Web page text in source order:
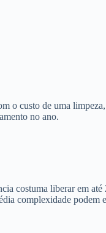
o custo de uma
no ano.
costuma liberar em
complexidade podem